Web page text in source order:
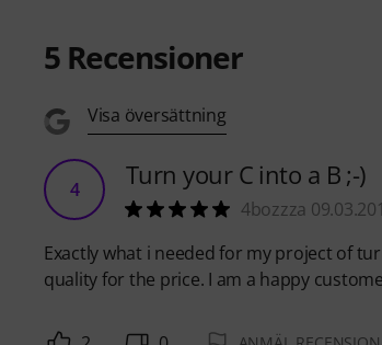
5 Recensioner
Visa översättning
4 Turn your C into a B ;-)
4bozzza
Exactly what i needed for my project of
quality for the price. I am a happy